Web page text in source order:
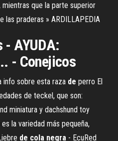
que la parte superior
las praderas » ARDILLAPEDIA
AYUDA:
- Conejicos
info sobre esta raza de perro El
de teckel, que son:
miniatura y dachshund toy
la variedad más pequeña,
de cola negra - EcuRed